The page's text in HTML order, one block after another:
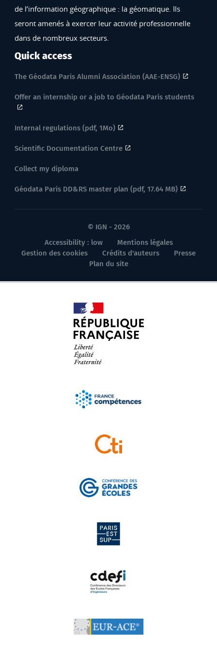
de l’information géographique : la géomatique. Ils
seront amenés à exercer leur activité professionnelle
dans de nombreux secteurs.
Quick access
The Géodata Paris Alumni Association (AAE-ENSG)
Offer an internship or a job to Géodata Paris students
Internal regulations (pdf, 1Mo)
Scientific Documentation Centre
Collect my diploma
Géodata Paris DD&RS master plan (pdf, 17.64 MB)
© IGN - 2026
Accessibility : low
Mentions légales
Gestion des cookies
Crédits d'auteurs
Presse
Plan du site